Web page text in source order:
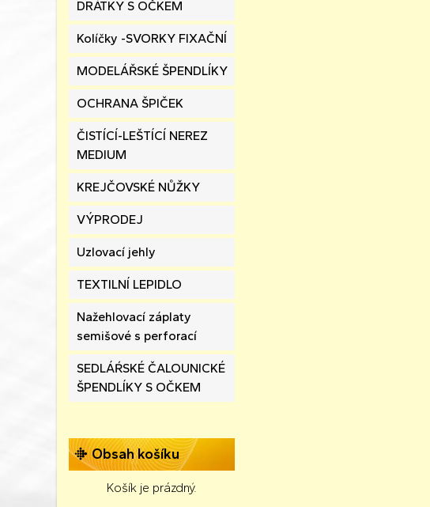
DRÁTKY S OČKEM
Kolíčky -SVORKY FIXAČNÍ
MODELÁŘSKÉ ŠPENDLÍKY
OCHRANA ŠPIČEK
ČISTÍCÍ-LEŠTÍCÍ NEREZ
MEDIUM
KREJČOVSKÉ NŮŽKY
VÝPRODEJ
Uzlovací jehly
TEXTILNÍ LEPIDLO
Nažehlovací záplaty
semišové s perforací
SEDLÁŔSKÉ ČALOUNICKÉ
ŠPENDLÍKY S OČKEM
Obsah košíku
Košík je prázdný.